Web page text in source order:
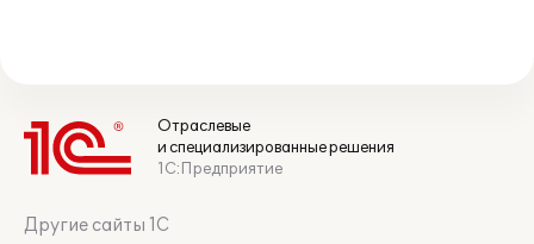
Отраслевые
и специализированные решения
1С:Предприятие
Другие сайты 1С